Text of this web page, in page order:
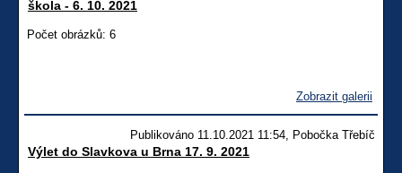
škola - 6. 10. 2021
Počet obrázků: 6
Zobrazit galerii
Publikováno 11.10.2021 11:54, Pobočka Třebíč
Výlet do Slavkova u Brna 17. 9. 2021